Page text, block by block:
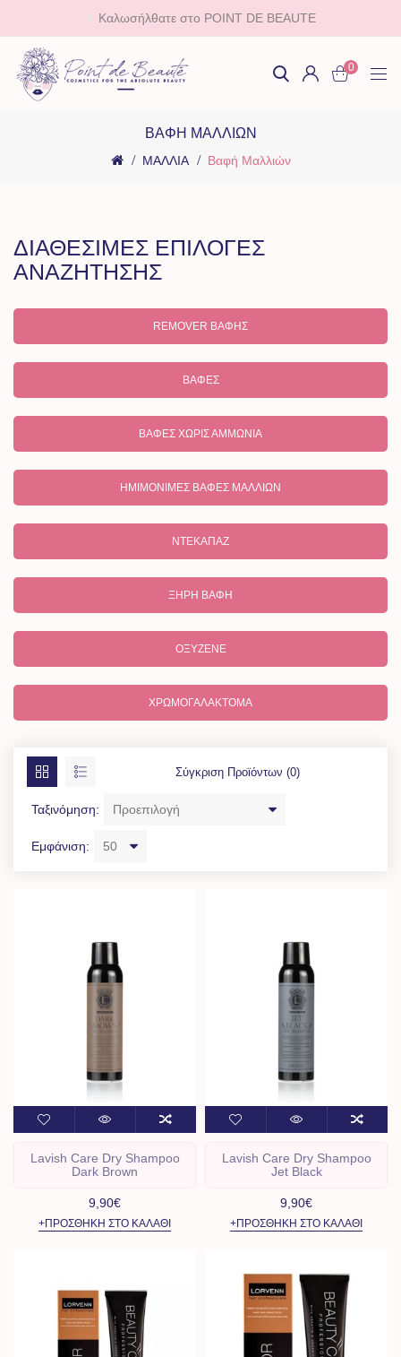
Καλωσήλθατε στο POINT DE BEAUTE
0
ΒΑΦΉ ΜΑΛΛΙΏΝ
ΜΑΛΛΙΑ Βαφή Μαλλιών
ΔΙΑΘΕΣΙΜΕΣ ΕΠΙΛΟΓΕΣ
ΑΝΑΖΗΤΗΣΗΣ
REMOVER ΒΑΦΉΣ
ΒΑΦΈΣ
ΒΑΦΈΣ ΧΩΡΊΣ ΑΜΜΩΝΊΑ
ΗΜΙΜΌΝΙΜΕΣ ΒΑΦΈΣ ΜΑΛΛΙΩΝ
ΝΤΕΚΑΠΆΖ
ΞΗΡΉ ΒΑΦΉ
ΟΞΥΖΕΝΈ
ΧΡΩΜΟΓΑΛΆΚΤΟΜΑ
Σύγκριση Προϊόντων (0)
Ταξινόμηση:
Εμφάνιση:
Lavish Care Dry Shampoo
Dark Brown
9,90€
+ΠΡΟΣΘΉΚΗ ΣΤΟ ΚΑΛΆΘΙ
Lavish Care Dry Shampoo
Jet Black
9,90€
+ΠΡΟΣΘΉΚΗ ΣΤΟ ΚΑΛΆΘΙ